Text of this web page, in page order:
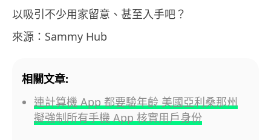
以吸引不少用家留意、甚至入手吧？
來源：Sammy Hub
相關文章:
連計算機 App 都要驗年齡 美國亞利桑那州
擬強制所有手機 App 核實用戶身份